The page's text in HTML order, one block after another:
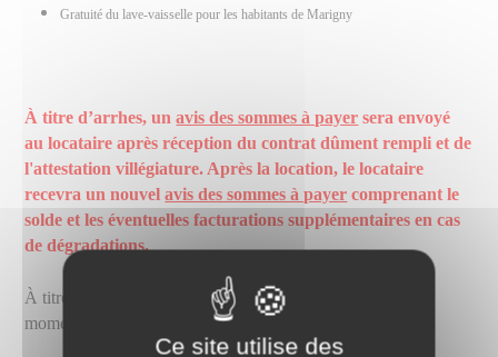
Gratuité du lave-vaisselle pour les habitants de Marigny
À titre d’arrhes, unavis des sommes à payer sera envoyé
au locataire après réception du contrat dûment rempli et de
l'attestation villégiature. Après la location, le locataire
recevra un nouvelavis des sommes à payer comprenant le
solde et les éventuelles facturations supplémentaires en cas
de dégradations.
À titre de caution, un chèque de 200 € devra être versé au
moment de la remise des clefs.
Ce site utilise des